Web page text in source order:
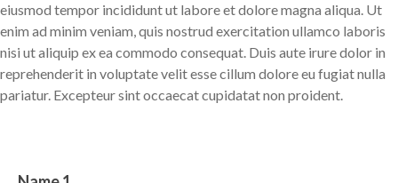
eiusmod tempor incididunt ut labore et dolore magna aliqua. Ut
enim ad minim veniam, quis nostrud exercitation ullamco laboris
nisi ut aliquip ex ea commodo consequat. Duis aute irure dolor in
reprehenderit in voluptate velit esse cillum dolore eu fugiat nulla
pariatur. Excepteur sint occaecat cupidatat non proident.